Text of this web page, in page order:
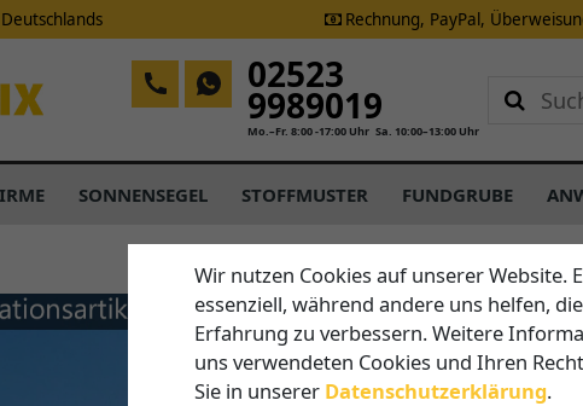
Rechnung, PayPal,
02523
9989019
Mo.–Fr. 8:00 -17:00 Uhr Sa. 10:00–13:00 Uhr
SONNENSEGEL STOFFMUSTER FUNDGRUBE
Wir nutzen Cookies auf unserer Website.
essenziell, während andere uns helfen,
Erfahrung zu verbessern. Weitere
uns verwendeten Cookies und Ihren
Sie in unserer Daten­schutz­erklärung.